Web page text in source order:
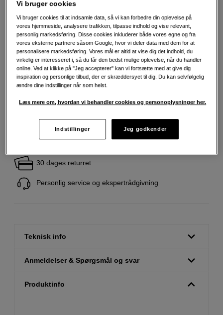
Mere information
239 DKK
Læg i indkøbskurv
30 dages returret
Personlig service og ekspertrådgivning
Teknisk info
Anmeldelser & Spørgsmål og svar
Produktinfo
Vi bruger cookies
Vi bruger cookies til at indsamle data, så vi kan forbedre din oplevelse på
vores hjemmeside, analysere trafikken, tilpasse indhold og vise relevant,
personlig markedsføring. Disse cookies inkluderer både vores egne og fra
vores eksterne partnere såsom Google, hvor vi deler data med dem for at
personalisere markedsføring. Vores mål er altid at vise dig det indhold, du
virkelig er interesseret i, så du får den bedst mulige oplevelse, når du handler
online. Ved at klikke på "Jeg accepterer" kan vi fortsætte med at give dig
inspiration og personlige tilbud, der er skræddersyet til dig. Du kan selvfølgelig
ændre dine indstillinger når som helst.
Læs mere om, hvordan vi behandler cookies og personoplysninger her.
Indstillinger Jeg godkender